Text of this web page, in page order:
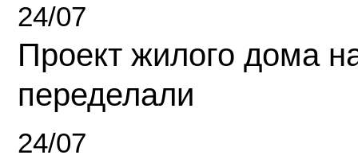
24/07
Проект жилого дома
переделали
24/07